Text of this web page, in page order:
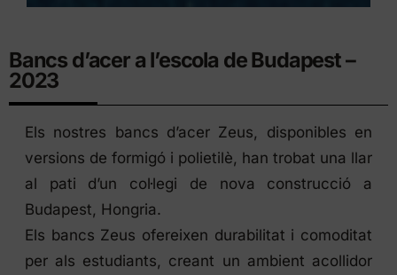
Bancs d’acer a l’escola de Budapest –
2023
Els nostres bancs d’acer Zeus, disponibles en
versions de formigó i polietilè, han trobat una llar
al pati d’un col·legi de nova construcció a
Budapest, Hongria.
Els bancs Zeus ofereixen durabilitat i comoditat
per als estudiants, creant un ambient acollidor